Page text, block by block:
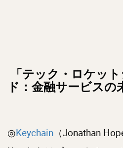
「テック・ロケッ
ド：金融サービスの
◎Keychain （Jonathan